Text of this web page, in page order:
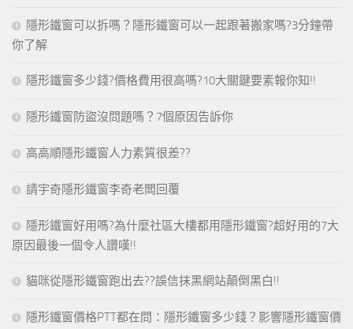
隱形鐵窗可以拆嗎？隱形鐵窗可以一起跟著搬家嗎?3分鐘帶
你了解
隱形鐵窗多少錢?價格費用很高嗎?10大關鍵要素報你知!!
隱形鐵窗防盜沒問題嗎？7個原因告訴你
高高順隱形鐵窗人力素質很差??
請宇奇隱形鐵窗李奇老闆回覆
隱形鐵窗好用嗎?為什麼社區大樓都用隱形鐵窗?超好用的7大
原因最後一個令人讚嘆!!
貓咪從隱形鐵窗跑出去??誤信抹黑網站顛倒黑白!!
隱形鐵窗價格PTT都在問：隱形鐵窗多少錢？影響隱形鐵窗價